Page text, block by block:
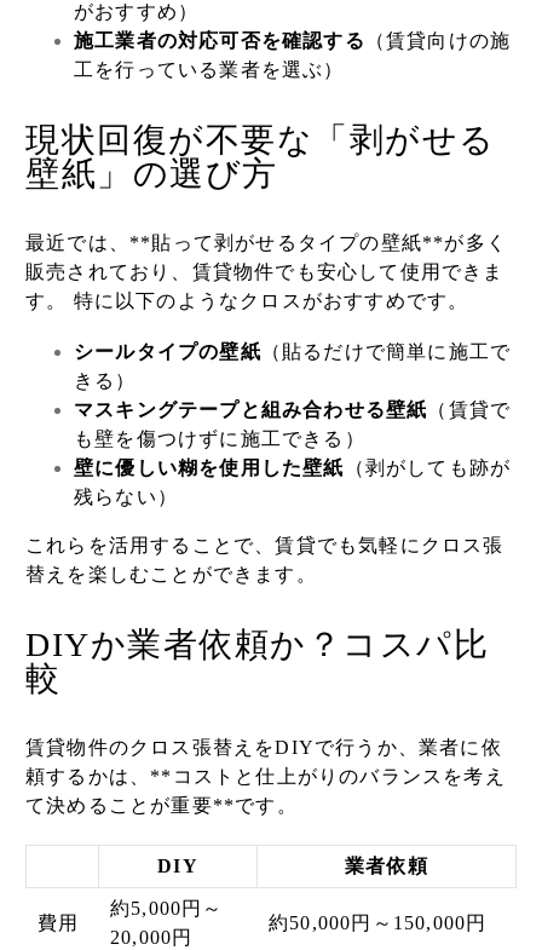
がおすすめ）
施工業者の対応可否を確認する
（賃貸向けの施
工を行っている業者を選ぶ）
現状回復が不要な「剥がせる
壁紙」の選び方
最近では、**貼って剥がせるタイプの壁紙**が多く
販売されており、賃貸物件でも安心して使用できま
す。 特に以下のようなクロスがおすすめです。
シールタイプの壁紙 （貼るだけで簡単に施工で
きる）
マスキングテープと組み合わせる壁紙 （賃貸で
も壁を傷つけずに施工できる）
壁に優しい糊を使用した壁紙 （剥がしても跡が
残らない）
これらを活用することで、賃貸でも気軽にクロス張
替えを楽しむことができます。
DIYか業者依頼か？コスパ比
較
賃貸物件のクロス張替えをDIYで行うか、業者に依
頼するかは、**コストと仕上がりのバランスを考え
て決めることが重要**です。
DIY 業者依頼
費用
約5,000円～
20,000円
約50,000円～150,000円